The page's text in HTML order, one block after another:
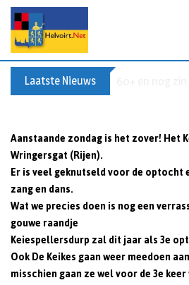
p
Laatste Nieuws
Aanstaande zondag is het zover! Het
Wringersgat (Rijen).
Er is veel geknutseld voor de optocht
zang en dans.
Wat we precies doen is nog een
gouwe raandje
Keiespellersdurp zal dit jaar als 3e
Ook De Keikes gaan weer meedoen
misschien gaan ze wel voor de 3e